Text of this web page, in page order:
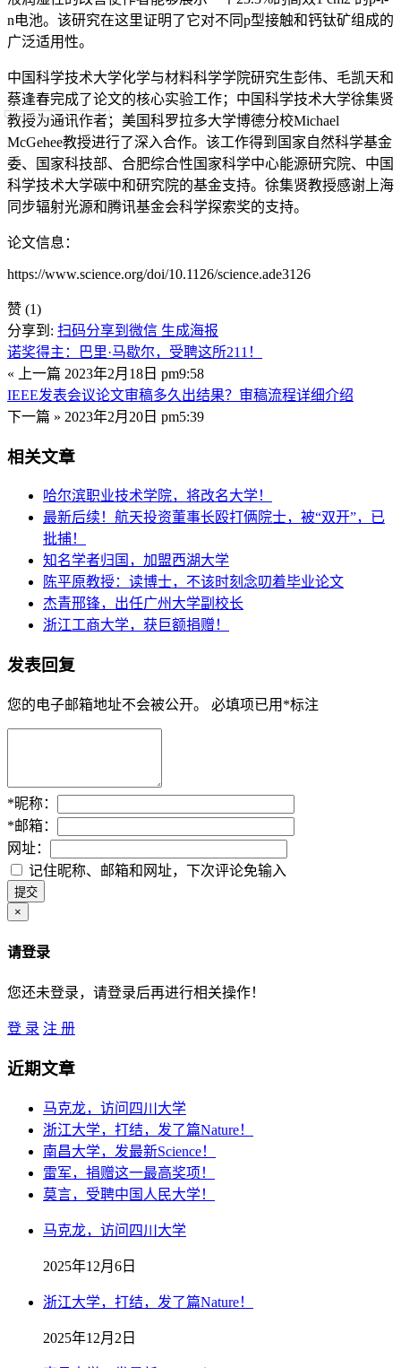
n电池。该研究在这里证明了它对不同p型接触和钙钛矿组成的
广泛适用性。
中国科学技术大学化学与材料科学学院研究生彭伟、毛凯天和
蔡逢春完成了论文的核心实验工作；中国科学技术大学徐集贤
教授为通讯作者；美国科罗拉多大学博德分校Michael
McGehee教授进行了深入合作。该工作得到国家自然科学基金
委、国家科技部、合肥综合性国家科学中心能源研究院、中国
科学技术大学碳中和研究院的基金支持。徐集贤教授感谢上海
同步辐射光源和腾讯基金会科学探索奖的支持。
论文信息：
https://www.science.org/doi/10.1126/science.ade3126
赞 (1)
分享到: 扫码分享到微信 生成海报
诺奖得主：巴里·马歇尔，受聘这所211！
« 上一篇 2023年2月18日 pm9:58
IEEE发表会议论文审稿多久出结果？审稿流程详细介绍
下一篇 » 2023年2月20日 pm5:39
相关文章
哈尔滨职业技术学院，将改名大学！
最新后续！航天投资董事长殴打俩院士，被“双开”，已
批捕！
知名学者归国，加盟西湖大学
陈平原教授：读博士，不该时刻念叨着毕业论文
杰青邢锋，出任广州大学副校长
浙江工商大学，获巨额捐赠！
发表回复
您的电子邮箱地址不会被公开。 必填项已用 *标注
*昵称：
*邮箱：
网址：
记住昵称、邮箱和网址，下次评论免输入
×
请登录
您还未登录，请登录后再进行相关操作！
登 录 注 册
近期文章
马克龙，访问四川大学
浙江大学，打结，发了篇Nature！
南昌大学，发最新Science！
雷军，捐赠这一最高奖项！
莫言，受聘中国人民大学！
马克龙，访问四川大学
2025年12月6日
浙江大学，打结，发了篇Nature！
2025年12月2日